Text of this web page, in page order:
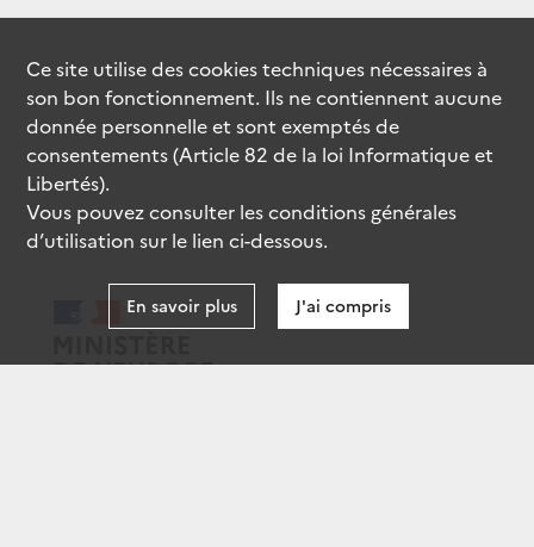
Ce site utilise descookiestechniques nécessaires à
son bon fonctionnement. Ils ne contiennent aucune
donnée personnelle et sont exemptés de
consentements (Article 82 de la loi Informatique et
Libertés).
Vous pouvez consulter les conditions générales
d’utilisation sur le lien ci-dessous.
En savoir plus J'ai compris